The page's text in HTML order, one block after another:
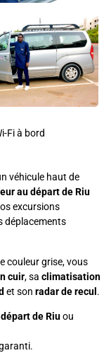
Fi à bord
véhicule haut de
au départ de Riu
excursions
déplacements
couleur grise, vous
cuir, sa climatisation
et son radar de recul .
de Riuou